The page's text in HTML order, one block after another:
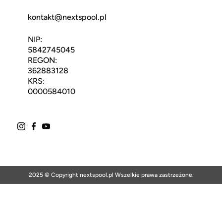
kontakt@nextspool.pl
NIP:
5842745045
REGON:
362883128
KRS:
0000584010